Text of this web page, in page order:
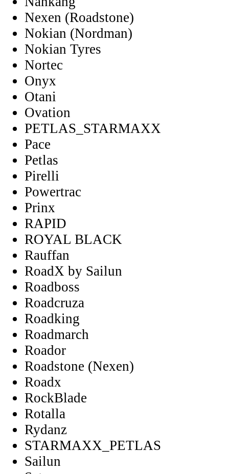
Nexen (Roadstone)
Nokian (Nordman)
Nokian Tyres
Nortec
Onyx
Otani
Ovation
PETLAS_STARMAXX
Pace
Petlas
Pirelli
Powertrac
Prinx
RAPID
ROYAL BLACK
Rauffan
RoadX by Sailun
Roadboss
Roadcruza
Roadking
Roadmarch
Roador
Roadstone (Nexen)
Roadx
RockBlade
Rotalla
Rydanz
STARMAXX_PETLAS
Sailun